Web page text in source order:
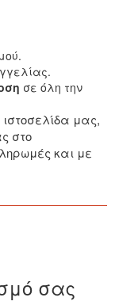
σε όλη την
ιστοσελίδα μας,
στο
και με
σας